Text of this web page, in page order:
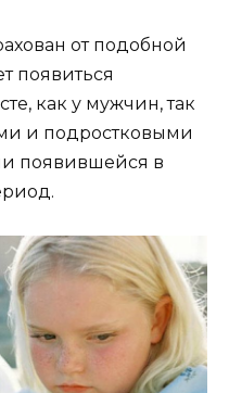
от подобной
появиться
как у мужчин, так
и подростковыми
появившейся в